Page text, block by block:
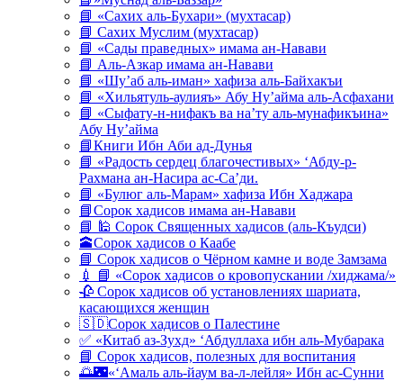
📘 «Сахих аль-Бухари» (мухтасар)
📘 Сахих Муслим (мухтасар)
📘 «Сады праведных» имама ан-Навави
📘 Аль-Азкар имама ан-Навави
📘 «Шу’аб аль-иман» хафиза аль-Байхакъи
📘 «Хильятуль-аулияъ» Абу Ну’айма аль-Асфахани
📘 «Сыфату-н-нифакъ ва на’ту аль-мунафикъина»
Абу Ну’айма
📘Книги Ибн Аби ад-Дунья
📘 «Радость сердец благочестивых» ‘Абду-р-
Рахмана ан-Насира ас-Са’ди.
📘 «Булюг аль-Марам» хафиза Ибн Хаджара
📘Сорок хадисов имама ан-Навави
📘 🕌 Сорок Священных хадисов (аль-Къудси)
🕋Сорок хадисов о Каабе
📘 Сорок хадисов о Чёрном камне и воде Замзама
💉 📘 «Сорок хадисов о кровопускании /хиджама/»
🥀 Сорок хадисов об установлениях шариата,
касающихся женщин
🇸🇩Сорок хадисов о Палестине
✅ «Китаб аз-Зухд» ‘Абдуллаха ибн аль-Мубарака
📘 Сорок хадисов, полезных для воспитания
🌅🌃«‘Амаль аль-йаум ва-л-лейля» Ибн ас-Сунни